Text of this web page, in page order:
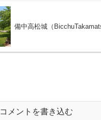
備中高松城（
コメントを書き込む